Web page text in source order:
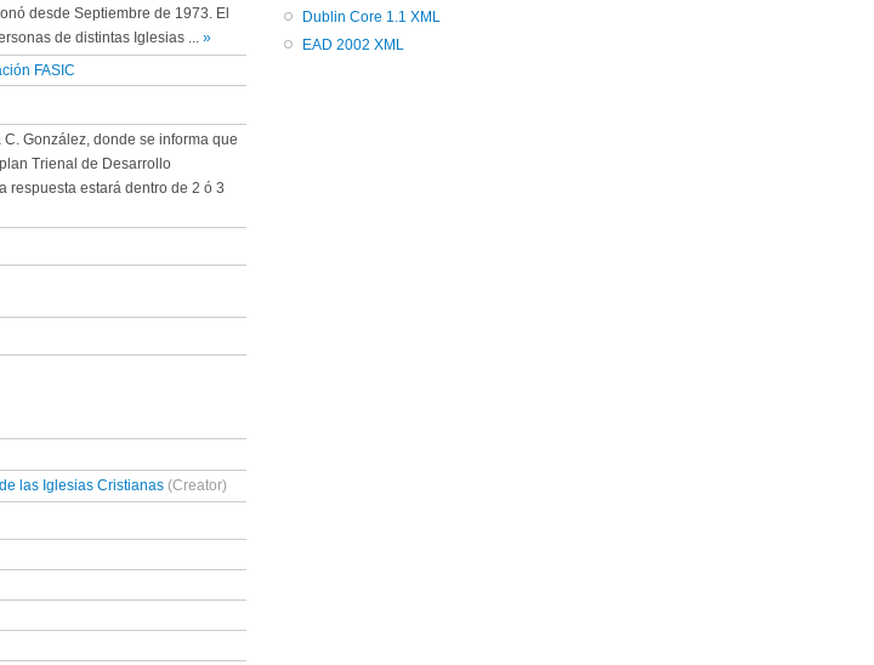
desde Septiembre de 1973. El
de distintas Iglesias ... »
FASIC
González, donde se informa que
Trienal de Desarrollo
respuesta estará dentro de 2 ó 3
las Iglesias Cristianas (Creator)
Dublin Core 1.1 XML
EAD 2002 XML